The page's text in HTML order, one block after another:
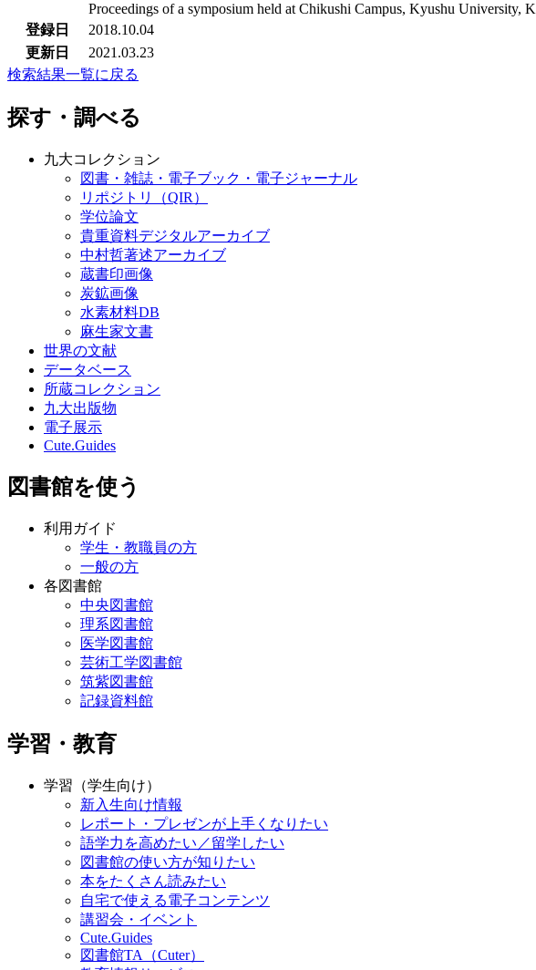
Proceedings of a symposium held at Chikushi Campus, Kyushu University,
登録日
2018.10.04
更新日
2021.03.23
検索結果一覧に戻る
探す・調べる
九大コレクション
図書・雑誌・電子ブック・電子ジャーナル
リポジトリ（QIR）
学位論文
貴重資料デジタルアーカイブ
中村哲著述アーカイブ
蔵書印画像
炭鉱画像
水素材料DB
麻生家文書
世界の文献
データベース
所蔵コレクション
九大出版物
電子展示
Cute.Guides
図書館を使う
利用ガイド
学生・教職員の方
一般の方
各図書館
中央図書館
理系図書館
医学図書館
芸術工学図書館
筑紫図書館
記録資料館
学習・教育
学習（学生向け）
新入生向け情報
レポート・プレゼンが上手くなりたい
語学力を高めたい／留学したい
図書館の使い方が知りたい
本をたくさん読みたい
自宅で使える電子コンテンツ
講習会・イベント
Cute.Guides
図書館TA（Cuter）